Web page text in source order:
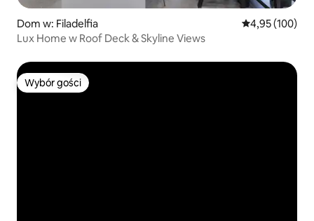
Dom w: Filadelfia Średnia
4,95 (100)
Lux Home w Roof Deck & Skyline Views
Wybór gości
Wybór gości